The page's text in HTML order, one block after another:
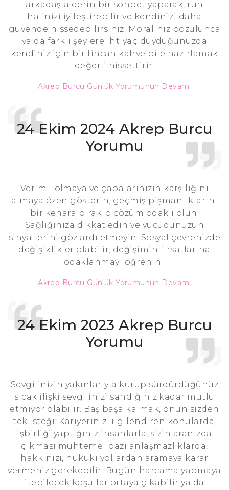
arkadaşla derin bir sohbet yaparak, ruh
halinizi iyileştirebilir ve kendinizi daha
güvende hissedebilirsiniz. Moraliniz bozulunca
ya da farklı şeylere ihtiyaç duyduğunuzda
kendiniz için bir fincan kahve bile hazırlamak
değerli hissettirir.
Akrep Burcu Günlük Yorumunun Devamı
24 Ekim 2024 Akrep Burcu
Yorumu
Verimli olmaya ve çabalarınızın karşılığını
almaya özen gösterin; geçmiş pişmanlıklarını
bir kenara bırakıp çözüm odaklı olun.
Sağlığınıza dikkat edin ve vücudunuzun
sinyallerini göz ardı etmeyin. Sosyal çevrenizde
değişiklikler olabilir; değişimin fırsatlarına
odaklanmayı öğrenin.
Akrep Burcu Günlük Yorumunun Devamı
24 Ekim 2023 Akrep Burcu
Yorumu
Sevgilinizin yakınlarıyla kurup sürdürdüğünüz
sıcak ilişki sevgilinizi sandığınız kadar mutlu
etmiyor olabilir. Baş başa kalmak, onun sizden
tek isteği. Kariyerinizi ilgilendiren konularda,
işbirliği yaptığınız insanlarla, sizin aranızda
çıkması muhtemel bazı anlaşmazlıklarda,
hakkınızı, hukuki yollardan aramaya karar
vermeniz gerekebilir. Bugün harcama yapmaya
itebilecek koşullar ortaya çıkabilir ya da